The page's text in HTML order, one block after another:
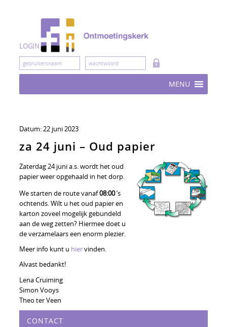
LOGIN
MENU
Datum:22 juni 2023
za 24 juni – Oud papier
Zaterdag 24 juni a.s. wordt het oud
papier weer opgehaald in het dorp.
We starten de route vanaf08:00’s
ochtends. Wilt u het oud papier en
karton zoveel mogelijk gebundeld
aan de weg zetten? Hiermee doet u
de verzamelaars een enorm plezier.
Meer info kunt u hiervinden.
Alvast bedankt!
Lena Cruiming
Simon Vooys
Theo ter Veen
CONTACT